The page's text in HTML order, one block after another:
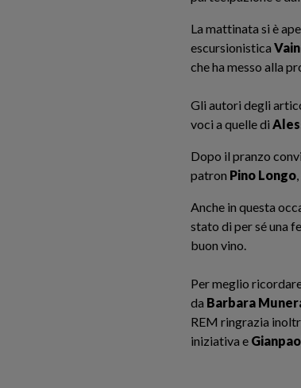
La mattinata si è
escursionistica
che ha messo alla
Gli autori degli
voci a quelle di
Dopo il pranzo
patron Pino Longo
Anche in questa
stato di per sé una
buon vino.
Per meglio
da Barbara
REM ringrazia
iniziativa e